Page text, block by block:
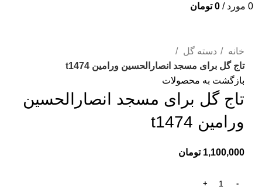
0 مورد /
0 تومان
خانه
دسته گل
تاج گل برای مسجد انصارالحسین ورامین t1474
بازگشت به محصولات
تاج گل برای مسجد انصارالحسین
ورامین t1474
1,100,000 تومان